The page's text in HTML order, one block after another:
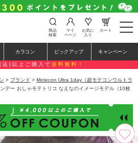
t
o
e
n
a
v
i
t
i
o
n
商品
検索
マイ
ページ
お気に
入り
カート
カラコン ピックアップ キャンペーン
)以上ご購入で 送料無料！
> ブランド > Motecon Ultra 1day（超モテコンウルトラ
デー おしゃモテトリコ なえなのイメージモデル（10枚